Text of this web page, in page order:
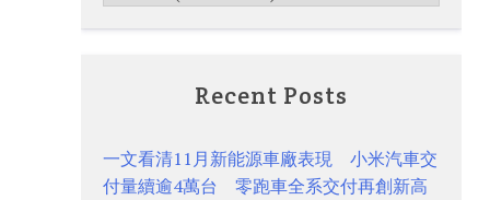
Recent Posts
一文看清11月新能源車廠表現 小米汽車交
付量續逾4萬台 零跑車全系交付再創新高